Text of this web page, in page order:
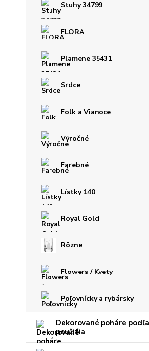
Stuhy 34799
FLORA
Plamene 35431
Srdce
Folk a Vianoce
Výročné
Farebné
Lístky 140
Royal Gold
Rôzne
Flowers / Kvety
Poľovnícky a rybársky
Dekorované poháre podľa
použitia